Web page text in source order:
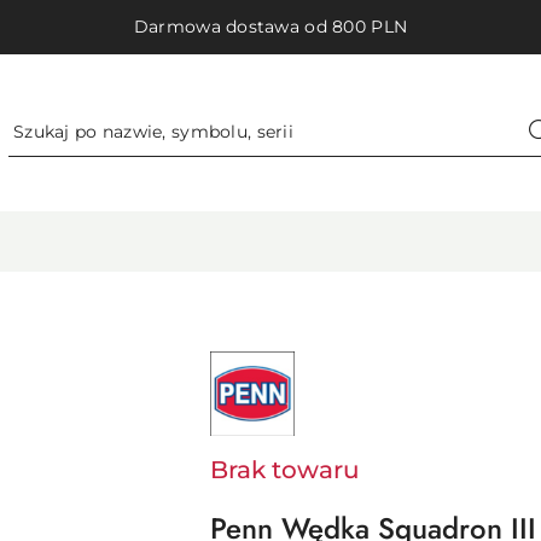
Darmowa dostawa od 800 PLN
NAZWA
PRODUCENTA:
PENN
-
PURE
FISHING
EUROPE
SAS
Brak towaru
Penn Wędka Squadron